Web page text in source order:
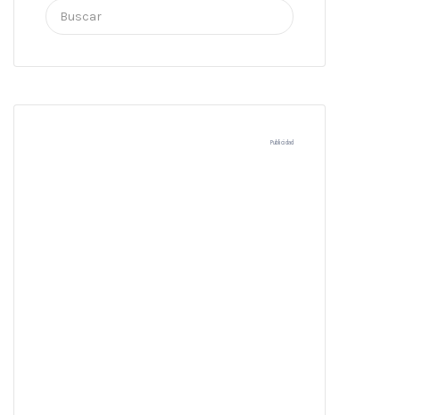
Buscar
por:
Publicidad